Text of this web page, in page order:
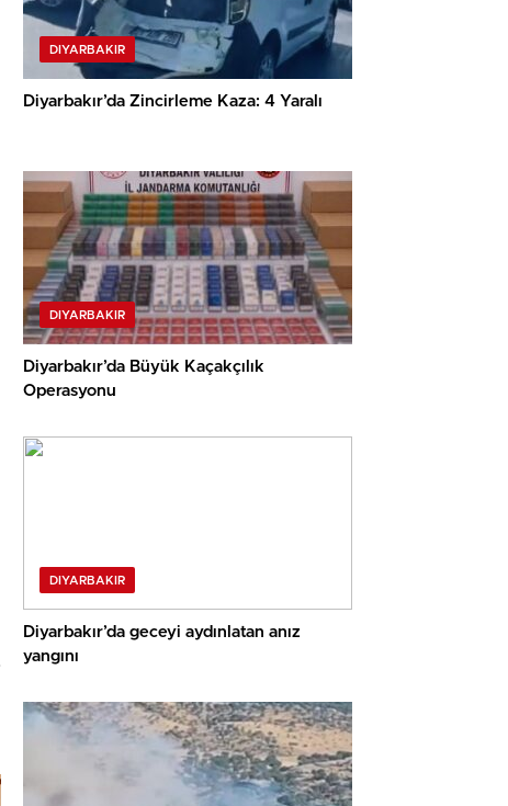
DIYARBAKIR
Diyarbakır’da Zincirleme Kaza: 4 Yaralı
DIYARBAKIR
Diyarbakır’da Büyük Kaçakçılık
Operasyonu
DIYARBAKIR
Diyarbakır’da geceyi aydınlatan anız
yangını